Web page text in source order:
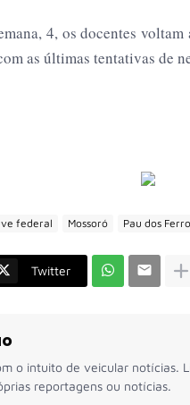
4, os docentes
as últimas tentativas de
federal Mossoró Pau dos
Twitter
o intuito de veicular notícias.
reportagens ou notícias.